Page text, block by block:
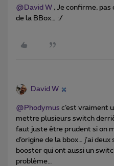
@David W , Je confirme, pas
de la BBox… :/
David W
@Phodymus c’est vraiment
mettre plusieurs switch
faut juste être prudent si on
d’origine de la bbox… j’ai
booster qui ont aussi un
problème…